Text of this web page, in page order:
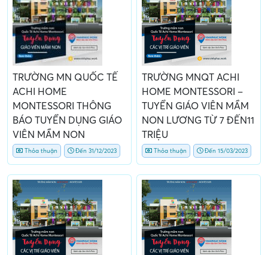
TRƯỜNG MN QUỐC TẾ
ACHI HOME
MONTESSORI THÔNG
BÁO TUYỂN DỤNG GIÁO
VIÊN MẦM NON
Thỏa thuận Đến 31/12/2023
TRƯỜNG MNQT ACHI
HOME MONTESSORI –
TUYỂN GIÁO VIÊN MẦM
NON LƯƠNG TỪ 7 ĐẾN11
TRIỆU
Thỏa thuận Đến 15/03/2023